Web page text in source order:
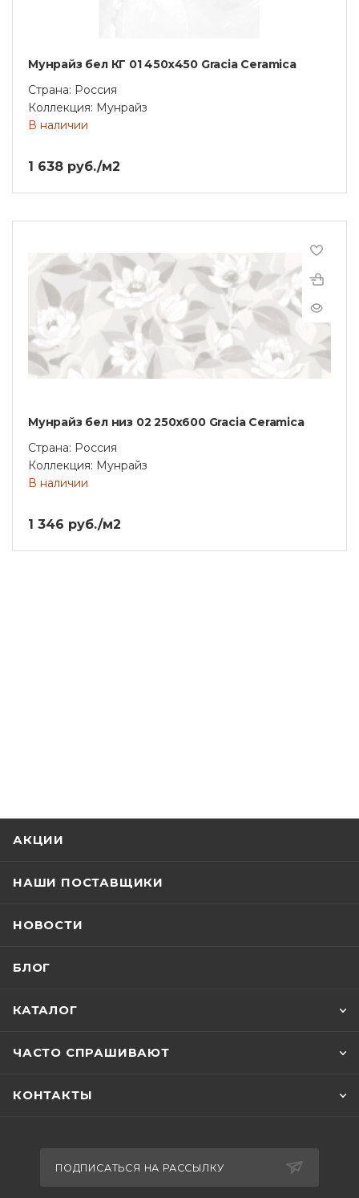
Мунрайз бел КГ 01 450х450 Gracia Ceramica
Страна: Россия
Коллекция: Мунрайз
В наличии
1 638 руб./м2
Мунрайз бел низ 02 250х600 Gracia Ceramica
Страна: Россия
Коллекция: Мунрайз
В наличии
1 346 руб./м2
АКЦИИ
НАШИ ПОСТАВЩИКИ
НОВОСТИ
БЛОГ
КАТАЛОГ
ЧАСТО СПРАШИВАЮТ
КОНТАКТЫ
ПОДПИСАТЬСЯ НА РАССЫЛКУ